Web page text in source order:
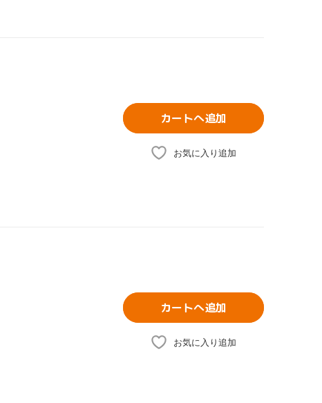
カートへ追加
お気に入り追加
カートへ追加
お気に入り追加